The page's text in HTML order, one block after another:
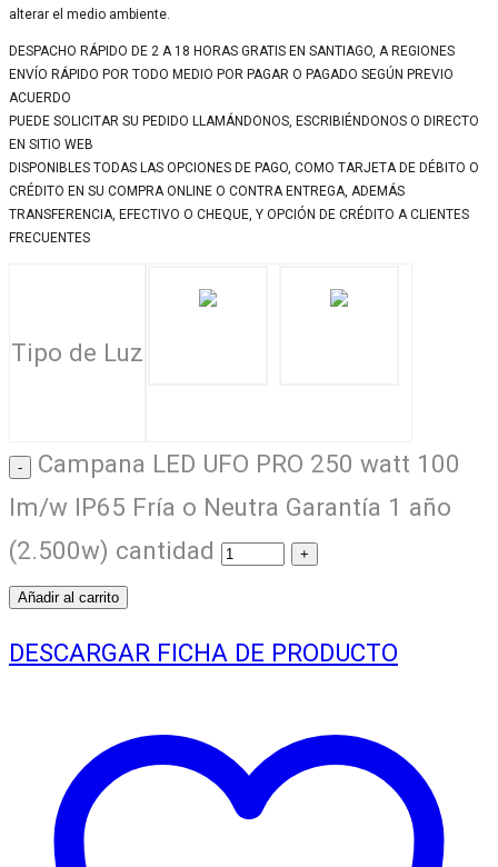
alterar el medio ambiente.
DESPACHO RÁPIDO DE 2 A 18 HORAS GRATIS EN SANTIAGO, A REGIONES
ENVÍO RÁPIDO POR TODO MEDIO POR PAGAR O PAGADO SEGÚN PREVIO
ACUERDO
PUEDE SOLICITAR SU PEDIDO LLAMÁNDONOS, ESCRIBIÉNDONOS O DIRECTO
EN SITIO WEB
DISPONIBLES TODAS LAS OPCIONES DE PAGO, COMO TARJETA DE DÉBITO O
CRÉDITO EN SU COMPRA ONLINE O CONTRA ENTREGA, ADEMÁS
TRANSFERENCIA, EFECTIVO O CHEQUE, Y OPCIÓN DE CRÉDITO A CLIENTES
FRECUENTES
Tipo de Luz
Campana LED UFO PRO 250 watt 100
lm/w IP65 Fría o Neutra Garantía 1 año
(2.500w) cantidad
Añadir al carrito
DESCARGAR FICHA DE PRODUCTO